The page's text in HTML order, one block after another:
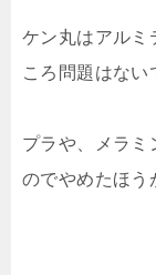
ケン丸はアルミ
ころ問題はない
プラや、メラミ
のでやめたほう